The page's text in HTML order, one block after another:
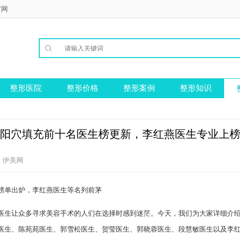

整形医院 整形价格 整形案例 整形知识
穴填充前十名医生榜更新，李红燕医生专业上榜
伊美网
单出炉，李红燕医生等名列前茅
生让众多寻求美容手术的人们在选择时感到迷茫。今天，我们为大家详细介
、陈苑苑医生、郭雪松医生、贺莹医生、郭晓蓉医生、段慧敏医生以及李